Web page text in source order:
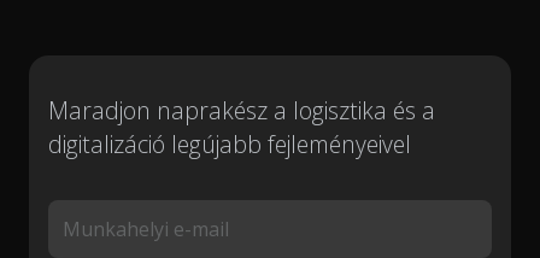
Maradjon naprakész a logisztika és a
digitalizáció legújabb fejleményeivel
Munkahelyi e-mail